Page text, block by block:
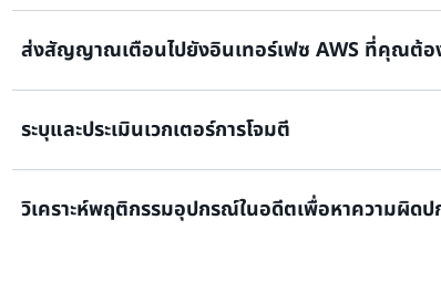
ใช้การควบคุมความปลอดภัย เช่น การรับรองความถูกต้อง
ความผิดปกติใดๆ
ส่งสัญญาณเตือนไปยังอินเทอร์เฟซ AWS ที่คุณต้อ
ส่งการแจ้งเตือนไปยังคอนโซล AWS IoT, Amazon
ระบุและประเมินเวกเตอร์การโจมตี
ตรวจหาการใช้บริการเครือข่ายและโปรโตคอลที่ไม่ปลอดภั
วิเคราะห์พฤติกรรมอุปกรณ์ในอดีตเพื่อหาความผิด